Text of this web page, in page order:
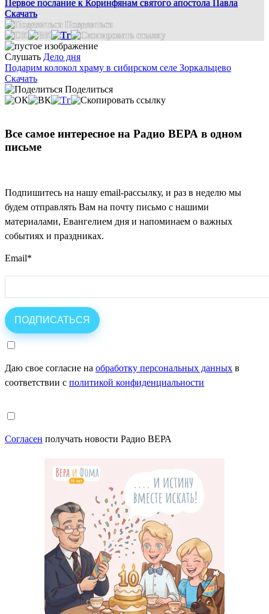
Первое послание к Коринфянам святого апостола Павла
Скачать
Поделиться
Слушать Дело дня
Подарим колокол храму в сибирском селе Зоркальцево
Скачать
Поделиться
Все самое интересное на Радио ВЕРА в одном
письме
Подпишитесь на нашу email-рассылку, и раз в неделю мы
будем отправлять Вам на почту письмо с нашими
материалами, Евангелием дня и напоминаем о важных
событиях и праздниках.
Email*
Даю свое согласие на обработку персональных данных в
соответствии с политикой конфиденциальности
Согласен получать новости Радио ВЕРА